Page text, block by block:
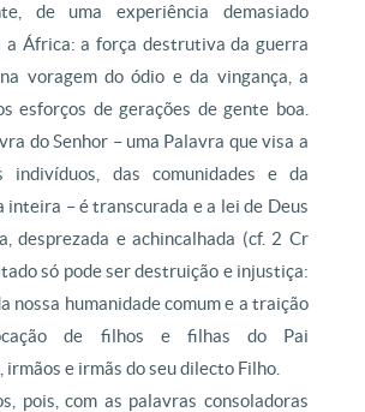
de uma experiência demasiado
África: a força destrutiva da guerra
voragem do ódio e da vingança, a
esforços de gerações de gente boa.
do Senhor – uma Palavra que visa a
indivíduos, das comunidades e da
inteira – é transcurada e a lei de Deus
desprezada e achincalhada (cf. 2 Cr
só pode ser destruição e injustiça:
nossa humanidade comum e a traição
de filhos e filhas do Pai
e irmãs do seu dilecto Filho.
pois, com as palavras consoladoras